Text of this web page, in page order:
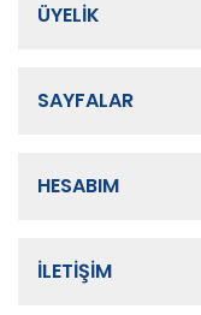
ÜYELİK
SAYFALAR
HESABIM
İLETİŞİM